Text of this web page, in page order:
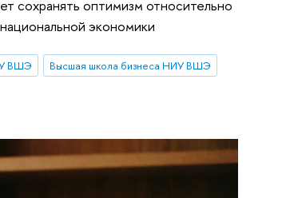
сохранять оптимизм относительно
экономики
ВШЭ
Высшая школа бизнеса НИУ ВШЭ